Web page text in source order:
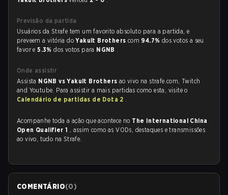
Previsão da partida
Usuários da Strafe tem um favorito absoluto para a partida, e
preveem a vitória doYakult Brothers com 94.7% dos votos a seu
favor e5.3%dos votos para NGNB .
Onde assistir
Assista NGNB vs Yakult Brothers ao vivo na strafe.com, Twitch
and Youtube. Para assistir a mais partidas como esta, visite o
Calendário de partidas de Dota 2 .
Acompanhe toda a ação que acontece no The International China
Open Qualifier 1 , assim como as VODs, destaques e transmissões
ao vivo, tudo na Strafe.
COMENTÁRIO(0)